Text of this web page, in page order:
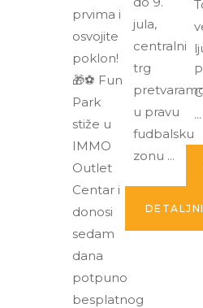
prvima i
osvojite
poklon!
🎁⚽ Fun
Park
stiže u
IMMO
Outlet
Centar i
donosi
sedam
dana
potpuno
besplatnog
jula,
centralni
trg
u pravu
fudbalsku
zonu